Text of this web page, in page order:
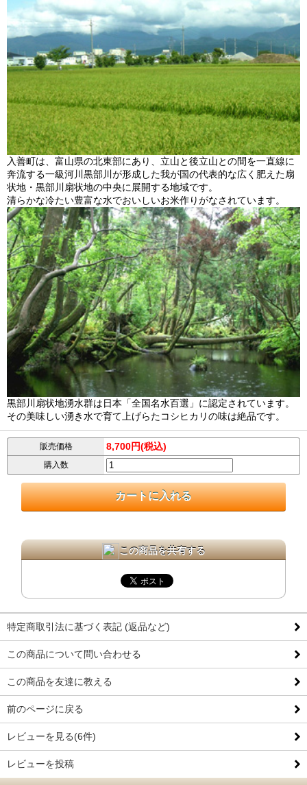
入善町は、富山県の北東部にあり、立山と後立山との間を一直線に
奔流する一級河川黒部川が形成した我が国の代表的な広く肥えた扇
状地・黒部川扇状地の中央に展開する地域です。
清らかな冷たい豊富な水でおいしいお米作りがなされています。
黒部川扇状地湧水群は日本「全国名水百選」に認定されています。
その美味しい湧き水で育て上げらたコシヒカリの味は絶品です。
販売価格 8,700円(税込)
購入数
この商品を共有する
特定商取引法に基づく表記 (返品など)
この商品について問い合わせる
この商品を友達に教える
前のページに戻る
レビューを見る(6件)
レビューを投稿